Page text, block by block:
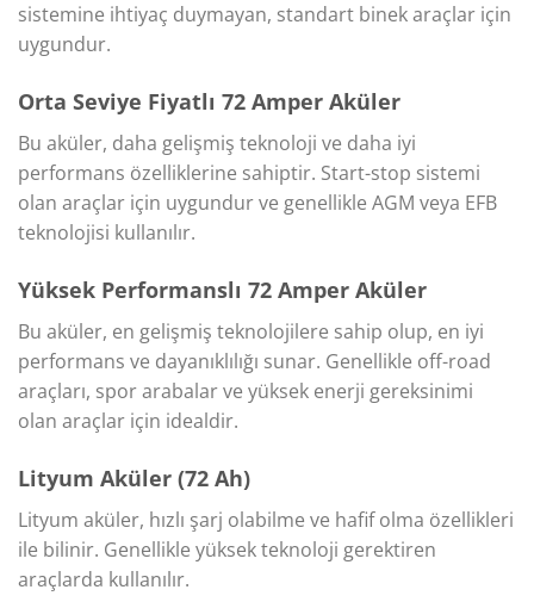
sistemine ihtiyaç duymayan, standart binek araçlar için
uygundur.
Orta Seviye Fiyatlı 72 Amper Aküler
Bu aküler, daha gelişmiş teknoloji ve daha iyi
performans özelliklerine sahiptir. Start-stop sistemi
olan araçlar için uygundur ve genellikle AGM veya EFB
teknolojisi kullanılır.
Yüksek Performanslı 72 Amper Aküler
Bu aküler, en gelişmiş teknolojilere sahip olup, en iyi
performans ve dayanıklılığı sunar. Genellikle off-road
araçları, spor arabalar ve yüksek enerji gereksinimi
olan araçlar için idealdir.
Lityum Aküler (72 Ah)
Lityum aküler, hızlı şarj olabilme ve hafif olma özellikleri
ile bilinir. Genellikle yüksek teknoloji gerektiren
araçlarda kullanılır.